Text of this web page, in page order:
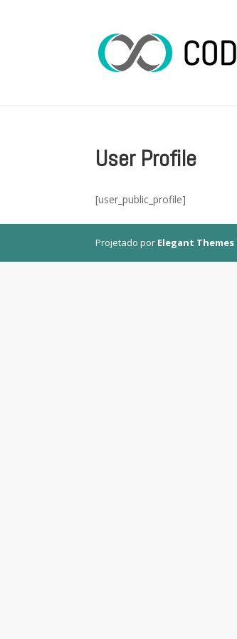
User Profile
[user_public_profile]
Projetado por Elegant Themes